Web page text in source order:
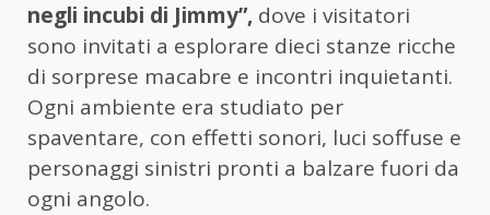
negli incubi di Jimmy”, dove i visitatori
sono invitati a esplorare dieci stanze ricche
di sorprese macabre e incontri inquietanti.
Ogni ambiente era studiato per
spaventare, con effetti sonori, luci soffuse e
personaggi sinistri pronti a balzare fuori da
ogni angolo.